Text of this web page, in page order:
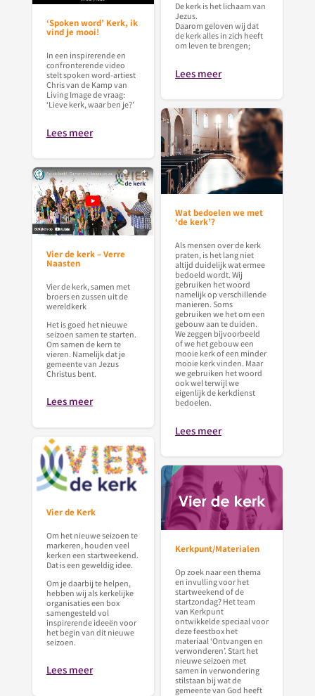
De kerk is het lichaam van
Jezus.
Daarom geloven wij dat
de kerk alles in zich heeft
om leven te brengen;
Lees meer
‘Spoken word’ Kerk, ik
vind je mooi!
In een inspirerende en
confronterende video
stelt spoken word-artiest
Chris van de Kamp van
Living Image de vraag:
‘Lieve kerk, waar ben je?’
Lees meer
Wat bedoelen we met
‘de kerk’?
Als mensen over de kerk
praten, is het lang niet
altijd duidelijk wat ermee
bedoeld wordt. Wij
gebruiken het woord
namelijk op verschillende
manieren. Soms
gebruiken we het om een
gebouw aan te duiden.
We zeggen bijvoorbeeld
of we het gebouw een
mooie kerk of een minder
mooie kerk vinden. Maar
we gebruiken het woord
ook wel terwijl we
eigenlijk de kerkdienst
bedoelen.
Lees meer
Vier de kerk – Verre
Naasten
Vier de kerk, samen met
broers en zussen uit de
wereldkerk
Het is goed het nieuwe
seizoen samen te starten.
Om samen de kern te
vieren. Namelijk dat je
gemeente van Jezus
Christus bent.
Lees meer
Vier de Kerk
Om het nieuwe seizoen te
markeren, houden veel
kerken een startweekend.
Dat is een geweldig idee.
Om je daarbij te helpen,
hebben wij als kerkelijke
organisaties een box
samengesteld vol
inspirerende ideeën voor
het begin van dit nieuwe
seizoen.
Lees meer
Kerkpunt/Materialen
Op zoek naar een thema
en invulling voor het
startweekend of de
startzondag? Het team
van Kerkpunt
ontwikkelde speciaal voor
deze feestbox het
materiaal ‘Ontvangen en
verwonderen’. Start het
nieuwe seizoen met
samen in verwondering
stilstaan bij wat de
gemeente van God heeft